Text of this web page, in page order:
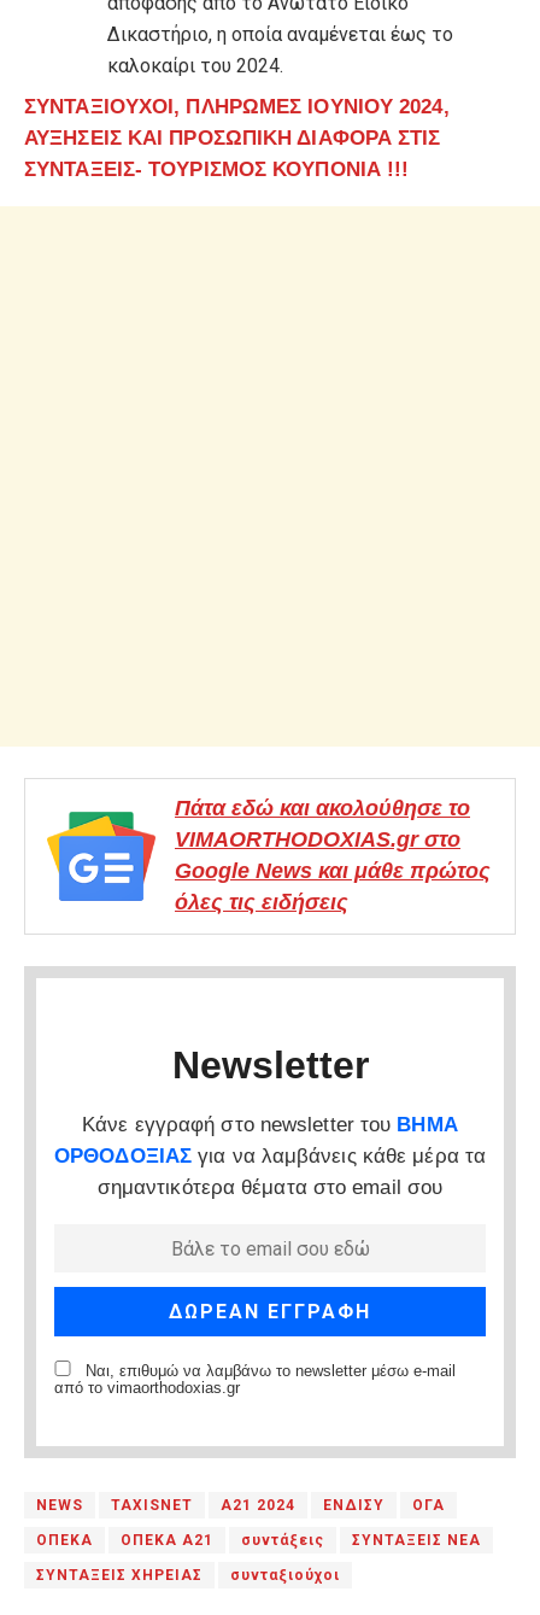
Δικαστήριο, η οποία αναμένεται έως το
καλοκαίρι του 2024.
ΣΥΝΤΑΞΙΟΥΧΟΙ, ΠΛΗΡΩΜΕΣ ΙΟΥΝΙΟΥ 2024,
ΑΥΞΗΣΕΙΣ ΚΑΙ ΠΡΟΣΩΠΙΚΗ ΔΙΑΦΟΡΑ ΣΤΙΣ
ΣΥΝΤΑΞΕΙΣ- ΤΟΥΡΙΣΜΟΣ ΚΟΥΠΟΝΙΑ !!!
Πάτα εδώ και ακολούθησε το
VIMAORTHODOXIAS.gr στο
Google News και μάθε πρώτος
όλες τις ειδήσεις
Newsletter
Κάνε εγγραφή στο newsletter του ΒΗΜΑ
ΟΡΘΟΔΟΞΙΑΣ για να λαμβάνεις κάθε μέρα τα
σημαντικότερα θέματα στο email σου
Ναι, επιθυμώ να λαμβάνω το newsletter μέσω e-mail
από το vimaorthodoxias.gr
NEWS TAXISNET Α21 2024 ΕΝΔΙΣΥ ΟΓΑ
ΟΠΕΚΑ ΟΠΕΚΑ Α21 συντάξεις ΣΥΝΤΑΞΕΙΣ ΝΕΑ
ΣΥΝΤΑΞΕΙΣ ΧΗΡΕΙΑΣ συνταξιούχοι